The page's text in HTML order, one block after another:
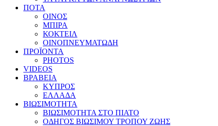
ΠΟΤΑ
ΟΙΝΟΣ
ΜΠΙΡΑ
ΚΟΚΤΕΙΛ
ΟΙΝΟΠΝΕΥΜΑΤΩΔΗ
ΠΡΟΪΟΝΤΑ
PHOTOS
VIDEOS
ΒΡΑΒΕΙΑ
ΚΥΠΡΟΣ
ΕΛΛΑΔΑ
ΒΙΩΣΙΜΟΤΗΤΑ
ΒΙΩΣΙΜΟΤΗΤΑ ΣΤΟ ΠΙΑΤΟ
ΟΔΗΓΟΣ ΒΙΩΣΙΜΟΥ ΤΡΟΠΟΥ ΖΩΗΣ